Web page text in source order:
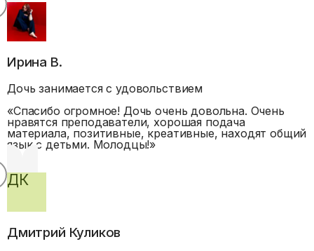
Ирина В.
Дочь занимается с удовольствием
«Спасибо огромное! Дочь очень довольна. Очень
нравятся преподаватели, хорошая подача
материала, позитивные, креативные, находят общий
язык с детьми. Молодцы!»
ДК
Дмитрий Куликов